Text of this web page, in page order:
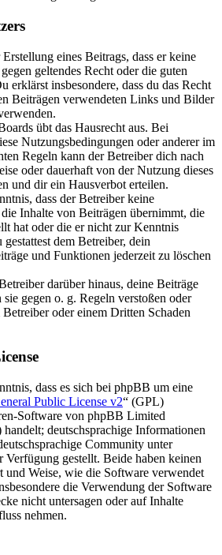
eines Beitrags, dass er keine
geltendes Recht oder die guten
erklärst insbesondere, dass du das Recht
Beiträgen verwendeten Links und Bilder
übt das Hausrecht aus. Bei
Nutzungsbedingungen oder anderer im
Regeln kann der Betreiber dich nach
oder dauerhaft von der Nutzung dieses
und dir ein Hausverbot erteilen.
dass der Betreiber keine
Inhalte von Beiträgen übernimmt, die
hat oder die er nicht zur Kenntnis
dem Betreiber, dein
und Funktionen jederzeit zu löschen
darüber hinaus, deine Beiträge
sie gegen o. g. Regeln verstoßen oder
Betreiber oder einem Dritten Schaden
dass es sich bei phpBB um eine
Public License v2“ (GPL)
Software von phpBB Limited
deutschsprachige Informationen
Community unter
gestellt. Beide haben keinen
und Weise, wie die Software verwendet
die Verwendung der Software
nicht untersagen oder auf Inhalte
nehmen.